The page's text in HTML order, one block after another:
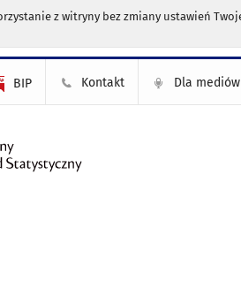
z witryny bez zmiany ustawień
BIP Kontakt Dla mediów